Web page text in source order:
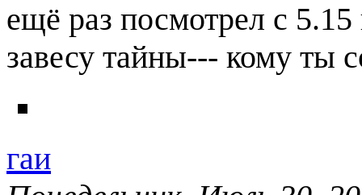
ещё раз посмотрел с
завесу тайны--- кому ты
гаи